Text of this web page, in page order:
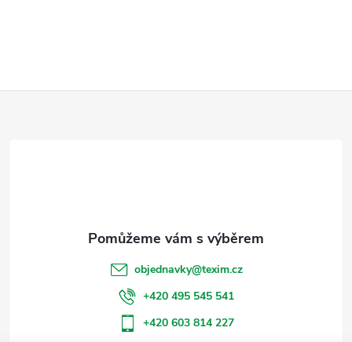
objednavky@texim.cz
+420 495 545 541
+420 603 814 227